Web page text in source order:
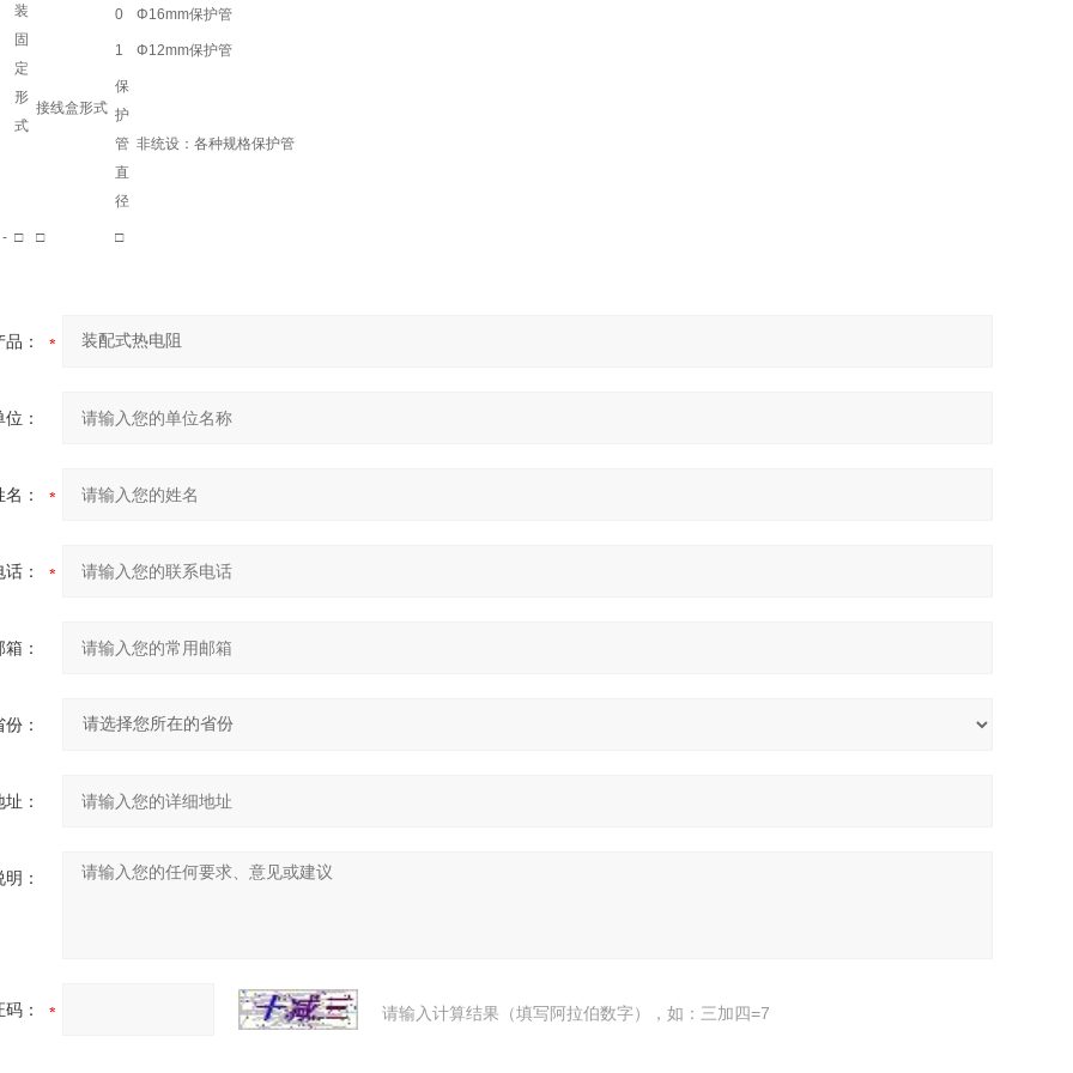
装
固
定
形
式
接线盒形式
0 Φ16mm保护管
1 Φ12mm保护管
保
护
管
直
径
非统设：各种规格保护管
- □ □ □
品：
：
：
：
：
份：
：
：
： 请输入计算结果（填写阿拉伯数字），如：三加四=7